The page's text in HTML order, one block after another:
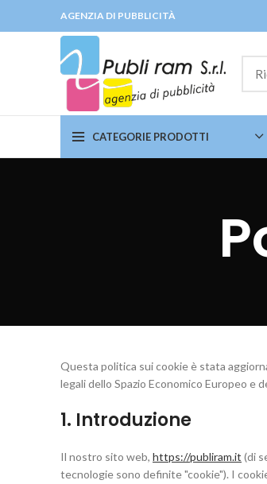
AGENZIA DI PUBBLICITÀ
CATEGORIE PRODOTTI
Questa politica sui cookie è stata
legali dello Spazio Economico Europeo e
1. Introduzione
Il nostro sito web, https://publiram.it (di
tecnologie sono definite "cookie"). I